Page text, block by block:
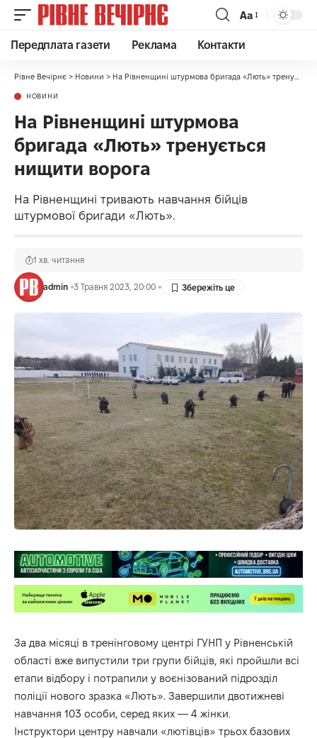
Аа
Передплата газети Реклама Контакти
Рівне Вечірнє > Новини > На Рівненщині штурмова бригада «Лють» тренується нищити ворога
НОВИНИ
На Рівненщині штурмова
бригада «Лють» тренується
нищити ворога
На Рівненщині тривають навчання бійців
штурмової бригади «Лють».
admin 3 Травня 2023, 20:00
1 хв. читання
За два місяці в тренінговому центрі ГУНП у Рівненській
області вже випустили три групи бійців, які пройшли всі
етапи відбору і потрапили у воєнізований підрозділ
поліції нового зразка «Лють». Завершили двотижневі
навчання 103 особи, серед яких — 4 жінки.
Інструктори центру навчали «лютівців» трьох базових